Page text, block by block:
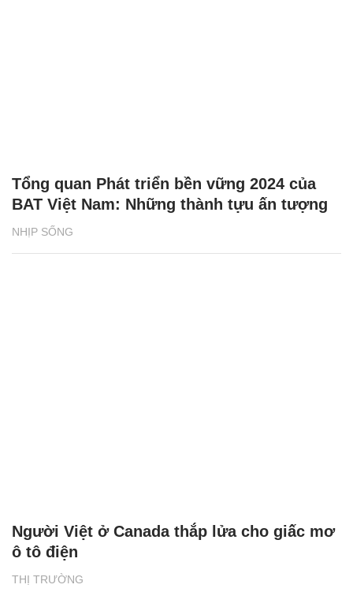
NHỊP SỐNG
Tổng quan Phát triển bền vững 2024 của
BAT Việt Nam: Những thành tựu ấn tượng
THỊ TRƯỜNG
Người Việt ở Canada thắp lửa cho giấc mơ
ô tô điện